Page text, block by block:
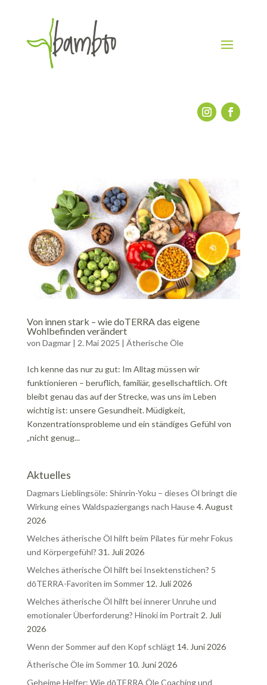
Von innen stark – wie doTERRA das eigene
Wohlbefinden verändert
von Dagmar| 2. Mai 2025 | Ätherische Öle
Ich kenne das nur zu gut: Im Alltag müssen wir
funktionieren – beruflich, familiär, gesellschaftlich. Oft
bleibt genau das auf der Strecke, was uns im Leben
wichtig ist: unsere Gesundheit. Müdigkeit,
Konzentrationsprobleme und ein ständiges Gefühl von
„nicht genug...
Aktuelles
Dagmars Lieblingsöle: Shinrin-Yoku – dieses Öl bringt die
Wirkung eines Waldspaziergangs nach Hause4. August
2026
Welches ätherische Öl hilft beim Pilates für mehr Fokus
und Körpergefühl? 31. Juli 2026
Welches ätherische Öl hilft bei Insektenstichen? 5
dōTERRA-Favoriten im Sommer 12. Juli 2026
Welches ätherische Öl hilft bei innerer Unruhe und
emotionaler Überforderung? Hinoki im Portrait 2. Juli
2026
Wenn der Sommer auf den Kopf schlägt 14. Juni 2026
Ätherische Öle im Sommer 10. Juni 2026
Geheime Helfer: Wie dōTERRA Öle Coaching und